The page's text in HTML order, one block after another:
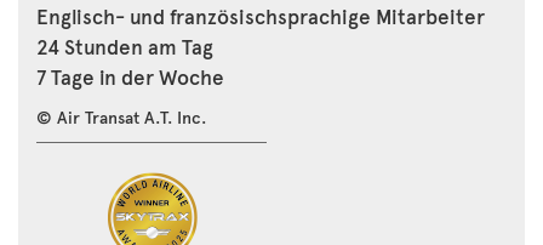
Englisch- und französischsprachige Mitarbeiter
24 Stunden am Tag
7 Tage in der Woche
© Air Transat A.T. Inc.